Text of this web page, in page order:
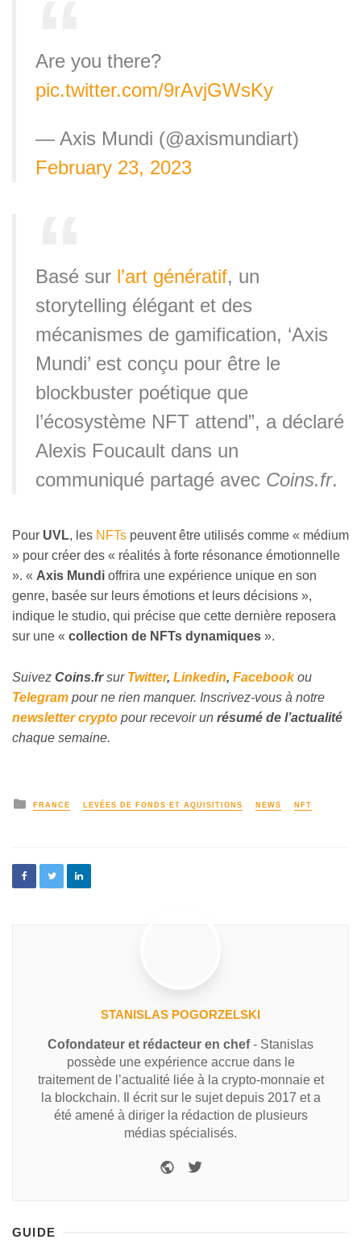
Are you there?
pic.twitter.com/9rAvjGWsKy
— Axis Mundi (@axismundiart)
February 23, 2023
Basé sur l’art génératif, un
storytelling élégant et des
mécanismes de gamification, ‘Axis
Mundi’ est conçu pour être le
blockbuster poétique que
l’écosystème NFT attend”, a déclaré
Alexis Foucault dans un
communiqué partagé avec Coins.fr.
Pour UVL, les NFTs peuvent être utilisés comme « médium
» pour créer des « réalités à forte résonance émotionnelle
». « Axis Mundi offrira une expérience unique en son
genre, basée sur leurs émotions et leurs décisions »,
indique le studio, qui précise que cette dernière reposera
sur une « collection de NFTs dynamiques ».
Suivez Coins.frsur Twitter, Linkedin, Facebookou
Telegram pour ne rien manquer. Inscrivez-vous à notre
newsletter crypto pour recevoir un résumé de l’actualité
chaque semaine.
FRANCE LEVÉES DE FONDS ET AQUISITIONS NEWS NFT
STANISLAS POGORZELSKI
Cofondateur et rédacteur en chef- Stanislas
possède une expérience accrue dans le
traitement de l’actualité liée à la crypto-monnaie et
la blockchain. Il écrit sur le sujet depuis 2017 et a
été amené à diriger la rédaction de plusieurs
médias spécialisés.
GUIDE